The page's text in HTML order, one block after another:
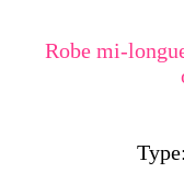
Robe mi-
Type: